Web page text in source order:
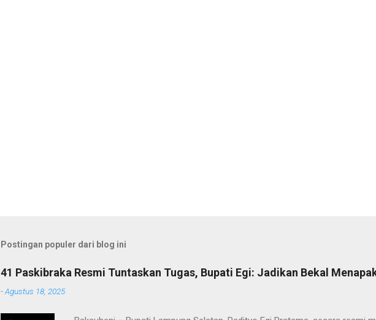
Postingan populer dari blog ini
41 Paskibraka Resmi Tuntaskan Tugas, Bupati Egi: Jadikan Bekal
-Agustus 18, 2025